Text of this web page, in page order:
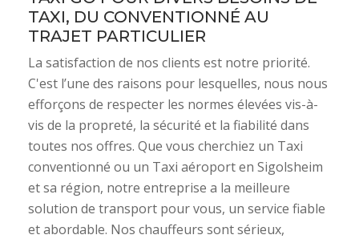
TAXI, DU CONVENTIONNÉ AU
TRAJET PARTICULIER
La satisfaction de nos clients est notre priorité.
C'est l’une des raisons pour lesquelles, nous nous
efforçons de respecter les normes élevées vis-à-
vis de la propreté, la sécurité et la fiabilité dans
toutes nos offres. Que vous cherchiez un Taxi
conventionné ou un Taxi aéroport en Sigolsheim
et sa région, notre entreprise a la meilleure
solution de transport pour vous, un service fiable
et abordable. Nos chauffeurs sont sérieux,